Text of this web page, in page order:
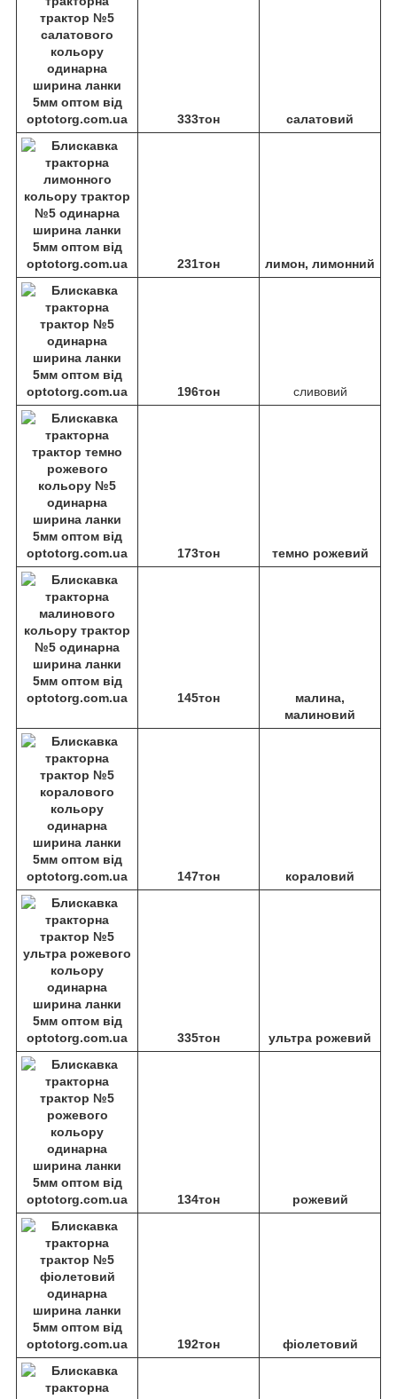
333тон салатовий
231тон лимон, лимонний
196тон сливовий
173тон темно рожевий
145тон
малина,
малиновий
147тон кораловий
335тон ультра рожевий
134тон рожевий
192тон фіолетовий